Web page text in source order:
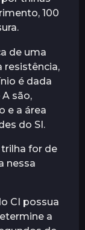
100
de uma
resistência,
é dada
A são,
e a área
do SI.
for de
nessa
CI possua
a